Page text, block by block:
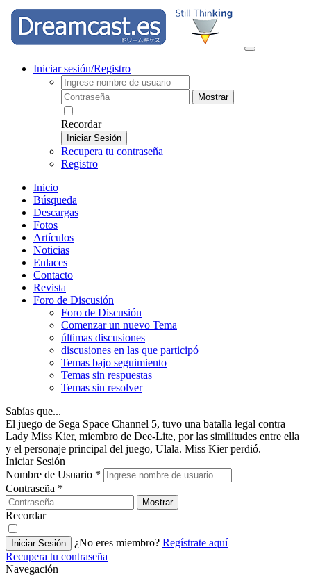
Iniciar sesión/Registro
Mostrar
Recordar
Iniciar Sesión
Recupera tu contraseña
Registro
Inicio
Búsqueda
Descargas
Fotos
Artículos
Noticias
Enlaces
Contacto
Revista
Foro de Discusión
Foro de Discusión
Comenzar un nuevo Tema
últimas discusiones
discusiones en las que participó
Temas bajo seguimiento
Temas sin respuestas
Temas sin resolver
Sabías que...
El juego de Sega Space Channel 5, tuvo una batalla legal contra
Lady Miss Kier, miembro de Dee-Lite, por las similitudes entre ella
y el personaje principal del juego, Ulala. Miss Kier perdió.
Iniciar Sesión
Nombre de Usuario *
Contraseña *
Mostrar
Recordar
Iniciar Sesión ¿No eres miembro? Regístrate aquí
Recupera tu contraseña
Navegación